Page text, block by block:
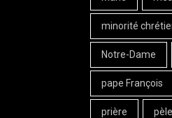
minorité
Notre-Dame
pape François
prière